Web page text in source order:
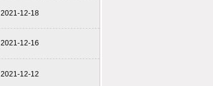
2021-12-18
2021-12-16
2021-12-12